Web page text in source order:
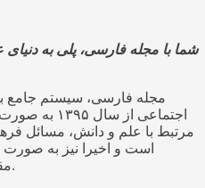
شما با مجله فارسی، پلی به
مجله فارسی، سیستم جامع
اجتماعی از
مرتبط با علم و دانش، مسائل
است و اخیرا نیز به
مقالات این حوزه‌ها فعالیت می کند.